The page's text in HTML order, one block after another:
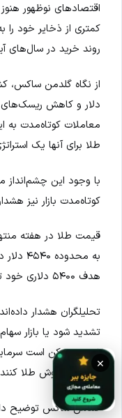
اقتصادهای نوظهور
کمتری از ذخایر خود را
روند خرید در سال‌های
از نگاه گلدمن ساکس،
دلار و کاهش ریسک‌های
معاملات کوتاه‌مدت
طلا برای آنها یک
با وجود این
کوتاه‌مدت بازار نیز
به
هدف ۵۴۰۰ دلاری خود تا پایان ۲۰۲۶ را حفظ کرده است.
تحلیلگران هشدار
تشدید شود یا بازار
شوند، ممکن است
اقدام به فروش طلا
گلدمن ساکس توضیح
×